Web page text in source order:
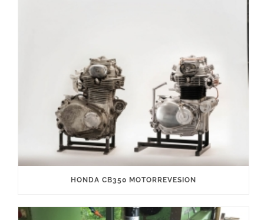
HONDA CB350 MOTORREVESION